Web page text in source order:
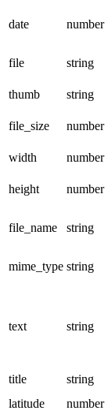
date number
file string
thumb
string
file_size
number
width
number
height
number
file_name string
mime_type string
text string
title
string
latitude
number